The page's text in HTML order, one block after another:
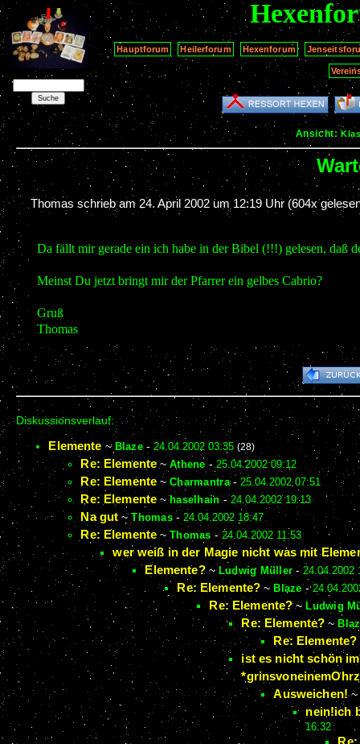
Hauptforum Heilerforum Hexenforum
Ansicht:
Thomas schrieb am24. April 2002 um 12:19 Uhr (604x
Da fällt mir gerade ein ich habe in der Bibel (!!!) gelesen, daß
Meinst Du jetzt bringt mir der Pfarrer ein gelbes Cabrio?
Gruß
Thomas
Diskussionsverlauf:
Elemente ~ Blaze- 24.04.2002 03:35 (28)
Re: Elemente ~Athene -25.04.2002 09:12
Re: Elemente ~Charmantra- 25.04.2002 07:51
Re: Elemente ~haselhain -24.04.2002 19:13
Na gut ~Thomas- 24.04.2002 18:47
Re: Elemente ~Thomas -24.04.2002 11:53
wer weiß in der Magie nicht was mit
Elemente?~ Ludwig Müller-24.04.2002
Re: Elemente? ~ Blaze-
Re: Elemente?~ Ludwig
Re: Elemente? ~
Re: Elemente?
ist es nicht schön
Ausweichen!
nein!ich
16:32